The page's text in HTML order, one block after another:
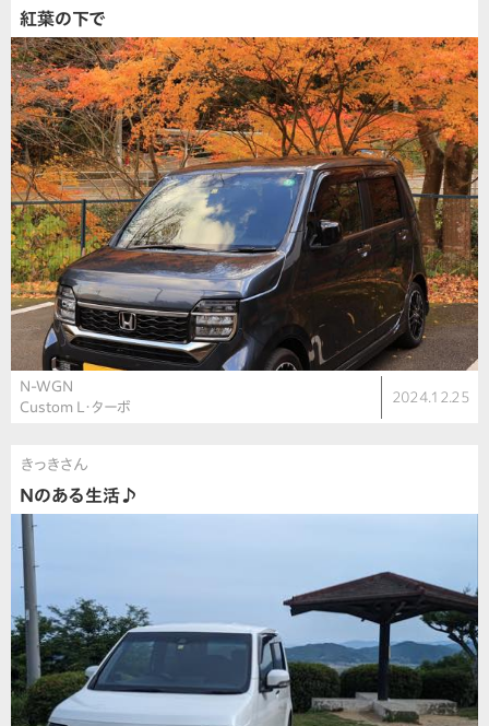
紅葉の下で
N-WGN
Custom L・ターボ
2024.12.25
きっきさん
Nのある生活♪